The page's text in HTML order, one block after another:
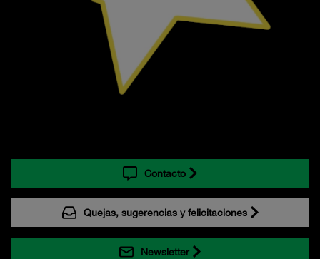
Contacto
Quejas, sugerencias y felicitaciones
Newsletter